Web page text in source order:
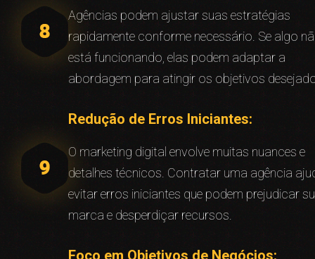
Agências podem ajustar suas estratégias
rapidamente conforme necessário. Se algo
está funcionando, elas podem adaptar a
abordagem para atingir os objetivos
Redução de Erros Iniciantes:
O marketing digital envolve muitas nuances e
detalhes técnicos. Contratar uma agência
evitar erros iniciantes que podem prejudicar
marca e desperdiçar recursos.
Foco em Objetivos de Negócios: